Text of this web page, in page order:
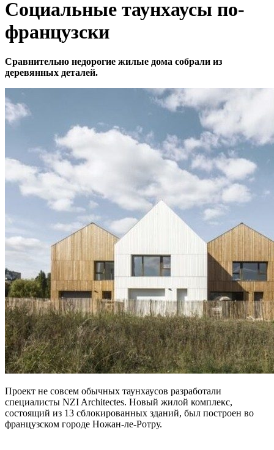
Социальные таунхаусы по-
французски
Сравнительно недорогие жилые дома собрали из
деревянных деталей.
Проект не совсем обычных таунхаусов разработали
специалисты NZI Architectes. Новый жилой комплекс,
состоящий из 13 сблокированных зданий, был построен во
французском городе Ножан-ле-Ротру.